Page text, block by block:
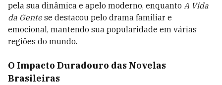
pela sua dinâmica e apelo moderno, enquanto A Vida
da Gentese destacou pelo drama familiar e
emocional, mantendo sua popularidade em várias
regiões do mundo.
O Impacto Duradouro das Novelas
Brasileiras